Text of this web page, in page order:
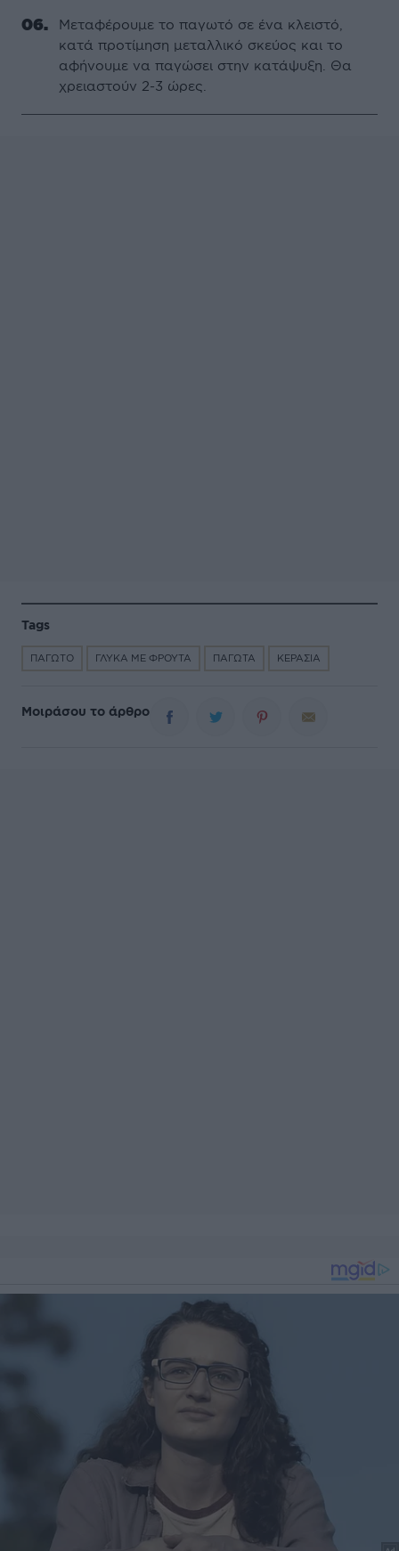
Μεταφέρουμε το παγωτό σε ένα κλειστό,
κατά προτίμηση μεταλλικό σκεύος και το
αφήνουμε να παγώσει στην κατάψυξη. Θα
χρειαστούν 2-3 ώρες.
Tags
ΠΑΓΩΤΟ ΓΛΥΚΑ ΜΕ ΦΡΟΥΤΑ ΠΑΓΩΤΑ ΚΕΡΑΣΙΑ
Μοιράσου το άρθρο